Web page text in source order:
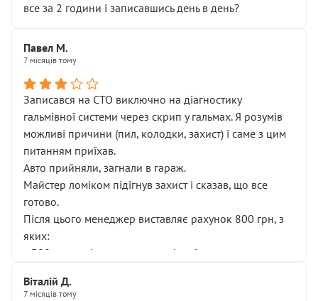
все за 2 години і записавшись день в день?
Павел М.
7 місяців тому
Записався на СТО виключно на діагностику
гальмівної системи через скрип у гальмах. Я розумів
можливі причини (пил, колодки, захист) і саме з цим
питанням приїхав.
Авто прийняли, загнали в гараж.
Майстер ломіком підігнув захист і сказав, що все
готово.
Після цього менеджер виставляє рахунок 800 грн, з
яких:
• 300 грн — діагностика гальмівної системи
НЕ погоджував
Віталій Д.
7 місяців тому